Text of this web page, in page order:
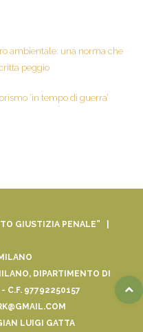
ambientale: una norma che
peggio
‘in tempo di guerra’
GIUSTIZIA PENALE” |
DIPARTIMENTO DI
- C.F. 97792250157
LUIGI GATTA